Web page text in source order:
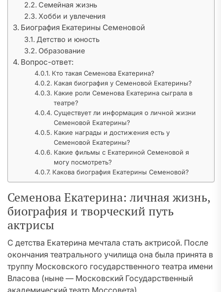
Семейная жизнь
Хобби и увлечения
Биография Екатерины Семеновой
Детство и юность
Образование
Вопрос-ответ:
Кто такая Семенова Екатерина?
Какая биография у Семеновой Екатерины?
Какие роли Семенова Екатерина сыграла в
театре?
Существует ли информация о личной жизни
Семеновой Екатерины?
Какие награды и достижения есть у
Семеновой Екатерины?
Какие фильмы с Екатериной Семеновой я
могу посмотреть?
Какова биография Екатерины Семеновой?
Семенова Екатерина: личная жизнь,
биография и творческий путь
актрисы
С детства Екатерина мечтала стать актрисой. После
окончания театрального училища она была принята в
труппу Московского государственного театра имени
Власова (ныне — Московский Государственный
академический театр Моссовета).